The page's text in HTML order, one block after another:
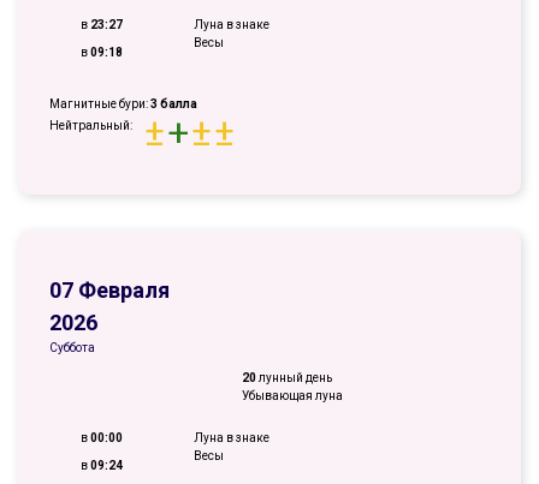
в 23:27
в09:18
Луна в знаке
Весы
Магнитные бури:3 балла
Нейтральный:
±+±±
07 Февраля
2026
Суббота
20лунный день
Убывающая луна
в00:00
в09:24
Луна в знаке
Весы